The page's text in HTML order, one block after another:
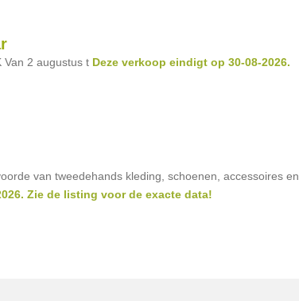
Van 2 augustus t Deze verkoop eindigt op 30-08-2026.
van tweedehands kleding, schoenen, accessoires en
Zie de listing voor de exacte data!